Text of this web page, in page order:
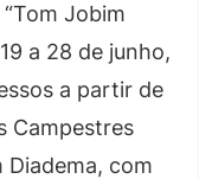
Jobim
a 28 de junho,
a partir de
Campestres
Diadema, com